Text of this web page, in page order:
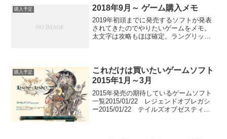
い...
購入予定 2018年9月～ ゲーム購入メモ
2019年初頭までに発売するソフトが発表
されてきたのでやりたいゲームをメモ。
太文字は攻略もほぼ確定。ラングリッサ
購入予定
これだけは買いたいゲームソフト
2015年1月～3月
2015年発売の期待しているゲームソフト
一覧2015/01/22 レジェンドオブレガシ
ー2015/01/22 テイルズオブゼスティリ